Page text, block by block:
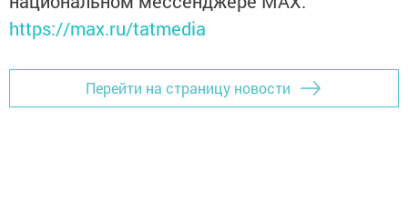
https://max.ru/tatmedia
Перейти на страницу новости